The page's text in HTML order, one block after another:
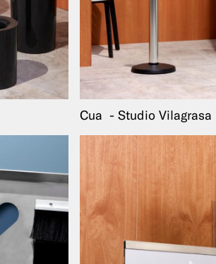
Cua Studio Vilagrasa